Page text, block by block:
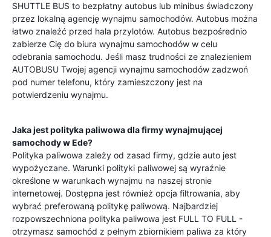
SHUTTLE BUS to bezpłatny autobus lub minibus świadczony
przez lokalną agencję wynajmu samochodów. Autobus można
łatwo znaleźć przed hala przylotów. Autobus bezpośrednio
zabierze Cię do biura wynajmu samochodów w celu
odebrania samochodu. Jeśli masz trudności ze znalezieniem
AUTOBUSU Twojej agencji wynajmu samochodów zadzwoń
pod numer telefonu, który zamieszczony jest na
potwierdzeniu wynajmu.
Jaka jest polityka paliwowa dla firmy wynajmującej
samochody wEde?
Polityka paliwowa zależy od zasad firmy, gdzie auto jest
wypożyczane. Warunki polityki paliwowej są wyraźnie
określone w warunkach wynajmu na naszej stronie
internetowej. Dostępna jest również opcja filtrowania, aby
wybrać preferowaną politykę paliwową. Najbardziej
rozpowszechniona polityka paliwowa jest FULL TO FULL -
otrzymasz samochód z pełnym zbiornikiem paliwa za który